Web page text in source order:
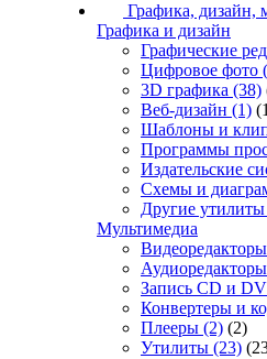
Графика, дизайн,
Графика и дизайн
Графические
Цифровое фото
3D графика (38)
Веб-дизайн (1)
Шаблоны и
Программы
Издательские
Схемы и
Другие утилиты
Мультимедиа
Видеоредакторы
Аудиоредакторы
Запись CD и
Конвертеры и
Плееры (2) (2)
Утилиты (23)